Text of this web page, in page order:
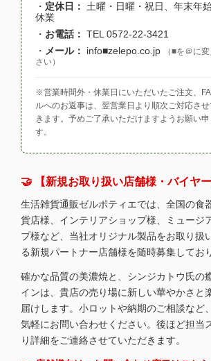
・ 定休日：
土曜・日曜・祝日、年末年
休業
・ お電話： TEL 0572-22-3421
・ メール： info■zelepo.co.jp
（■を＠に
さい）
※営業時間外・休業日にいただいたご注文、
ルへのお返事は、翌営業日より順次ご対応さ
きます。予めご了承いただけますようお願い申
す。
🤝 【新規お取り扱い店舗様・バイヤー
生活雑貨通販ゼルポティエでは、全国の食
貨店様、インテリアショップ様、ミュージ
プ様など、当社オリジナル製品をお取り扱
る新規パートナー店舗様を随時募集してお
確かな品質の美濃焼と、シンジカトウ氏の
インは、貴店の売り場に新しい華やかさと
届けします。小ロットや納期のご相談など
気軽にお問い合わせください。後ほど担当
り詳細をご連絡させていただきます。